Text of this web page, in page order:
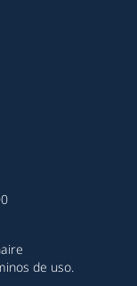
de uso.